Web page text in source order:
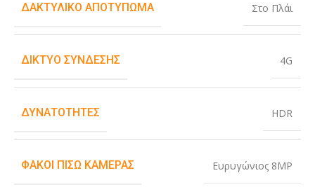
ΔΑΚΤΥΛΙΚΌ ΑΠΟΤΎΠΩΜΑ Στο Πλάι
ΔΊΚΤΥΟ ΣΎΝΔΕΣΗΣ 4G
ΔΥΝΑΤΌΤΗΤΕΣ HDR
ΦΑΚΟΊ ΠΊΣΩ ΚΆΜΕΡΑΣ Ευρυγώνιος 8MP